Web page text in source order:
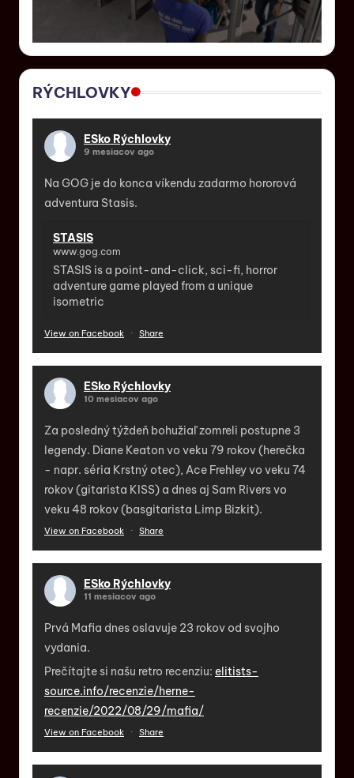
RÝCHLOVKY
ESko Rýchlovky
9 mesiacov ago
Na GOG je do konca víkendu zadarmo hororová
adventura Stasis.
STASIS
www.gog.com
STASIS is a point-and-click, sci-fi, horror
adventure game played from a unique
isometric
View on Facebook · Share
ESko Rýchlovky
10 mesiacov ago
Za posledný týždeň bohužiaľ zomreli postupne 3
legendy. Diane Keaton vo veku 79 rokov (herečka
- napr. séria Krstný otec), Ace Frehley vo veku 74
rokov (gitarista KISS) a dnes aj Sam Rivers vo
veku 48 rokov (basgitarista Limp Bizkit).
View on Facebook · Share
ESko Rýchlovky
11 mesiacov ago
Prvá Mafia dnes oslavuje 23 rokov od svojho
vydania.
Prečítajte si našu retro recenziu: elitists-
source.info/recenzie/herne-
recenzie/2022/08/29/mafia/
View on Facebook · Share